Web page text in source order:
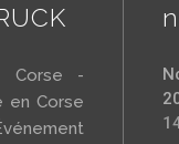
Corse -
en Corse